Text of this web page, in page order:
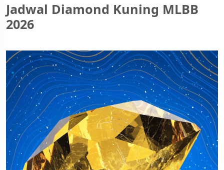
Jadwal Diamond Kuning MLBB
2026